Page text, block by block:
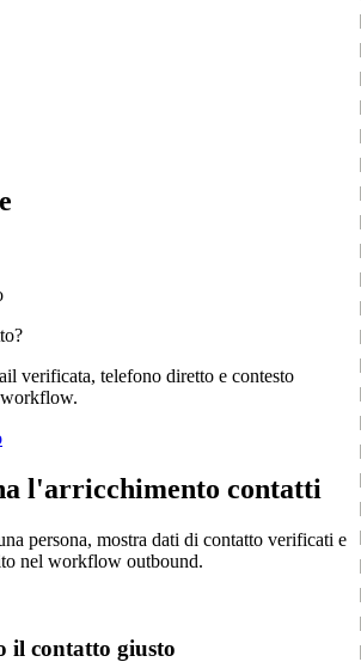
verificata, telefono diretto e contesto
l'arricchimento contatti
persona, mostra dati di contatto verificati e
nel workflow outbound.
il contatto giusto